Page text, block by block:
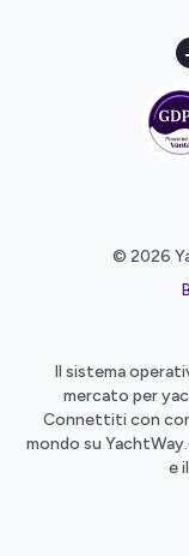
© 2026
Il sistema
mercato per
Connettiti con
mondo su
e